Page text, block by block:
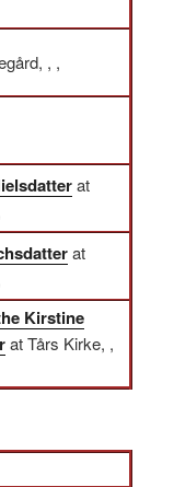
, ,
at
at
Kirstine
at Tårs Kirke, ,